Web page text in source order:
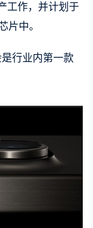
工作，并计划于
片中。
行业内第一款